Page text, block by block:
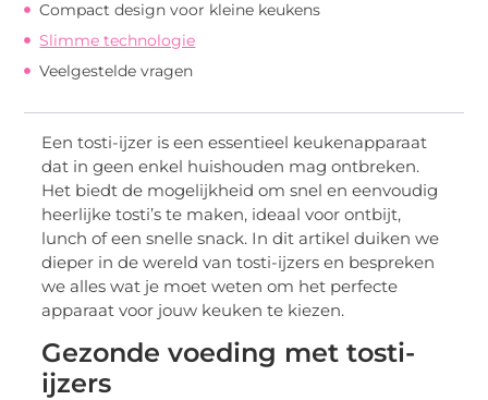
Compact design voor kleine keukens
Slimme technologie
Veelgestelde vragen
Een tosti-ijzer is een essentieel keukenapparaat
dat in geen enkel huishouden mag ontbreken.
Het biedt de mogelijkheid om snel en eenvoudig
heerlijke tosti’s te maken, ideaal voor ontbijt,
lunch of een snelle snack. In dit artikel duiken we
dieper in de wereld van tosti-ijzers en bespreken
we alles wat je moet weten om het perfecte
apparaat voor jouw keuken te kiezen.
Gezonde voeding met tosti-
ijzers